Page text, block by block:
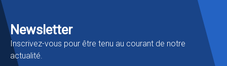
Newsletter
Inscrivez-vous pour être tenu au courant de notre
actualité.